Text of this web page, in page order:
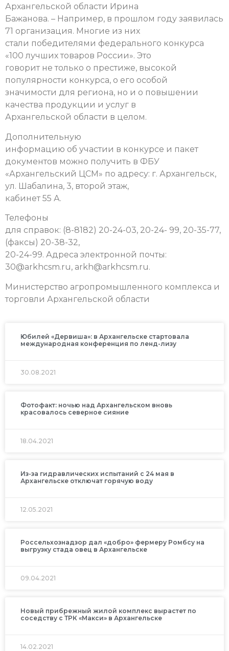
Архангельской области Ирина
Бажанова. – Например, в прошлом году заявилась
71 организация. Многие из них
стали победителями федерального конкурса
«100 лучших товаров России». Это
говорит не только о престиже, высокой
популярности конкурса, о его особой
значимости для региона, но и о повышении
качества продукции и услуг в
Архангельской области в целом.
Дополнительную
информацию об участии в конкурсе и пакет
документов можно получить в ФБУ
«Архангельский ЦСМ» по адресу: г. Архангельск,
ул. Шабалина, 3, второй этаж,
кабинет 55 А.
Телефоны
для справок: (8-8182) 20-24-03, 20-24- 99, 20-35-77,
(факсы) 20-38-32,
20-24-99. Адреса электронной почты:
30@arkhcsm.ru, arkh@arkhcsm.ru.
Министерство агропромышленного комплекса и
торговли Архангельской области
Юбилей «Дервиша»: в Архангельске стартовала
международная конференция по ленд-лизу
30.08.2021
Фотофакт: ночью над Архангельском вновь
красовалось северное сияние
18.04.2021
Из-за гидравлических испытаний с 24 мая в
Архангельске отключат горячую воду
12.05.2021
Россельхознадзор дал «добро» фермеру Ромбсу на
выгрузку стада овец в Архангельске
09.04.2021
Новый прибрежный жилой комплекс вырастет по
соседству с ТРК «Макси» в Архангельске
14.02.2021